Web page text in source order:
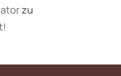
zu